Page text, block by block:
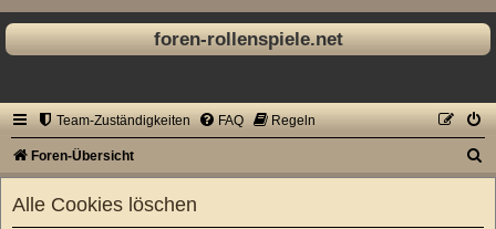
foren-rollenspiele.net
Team-Zuständigkeiten FAQ Regeln
Foren-Übersicht
Alle Cookies löschen